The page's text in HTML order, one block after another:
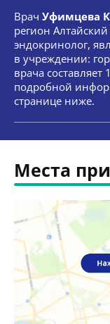
Врач Уфимцева
регион
эндокринолог,
в учреждении:
врача
подробной
странице ниже.
Места